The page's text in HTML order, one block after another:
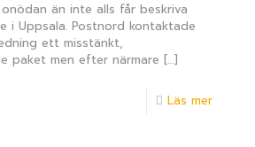
än inte alls får beskriva
i Uppsala. Postnord kontaktade
ett misstänkt,
paket men efter närmare […]
Läs mer